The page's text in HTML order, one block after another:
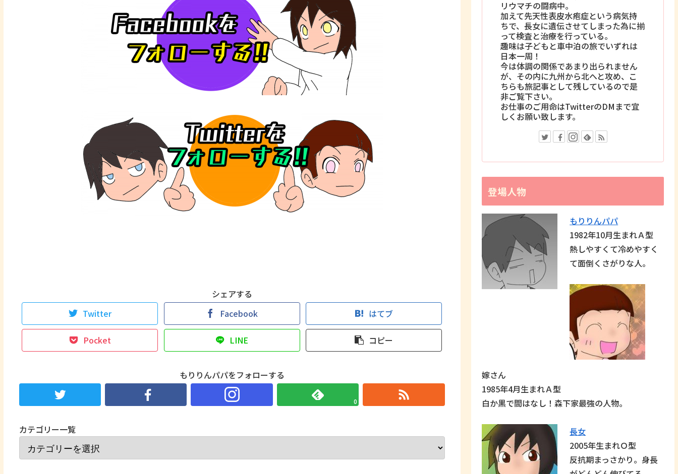
シェアする
Twitter
Facebook はてブ
Pocket LINE コピー
もりりんパパをフォローする
0
カテゴリー一覧
リウマチの闘病中。
加えて先天性表皮水疱症という病気持
ちで、長女に遺伝させてしまった為に揃
って検査と治療を行っている。
趣味は子どもと車中泊の旅でいずれは
日本一周！
今は体調の関係であまり出られません
が、その内に九州から北へと攻め、こ
ちらも旅記事として残しているので是
非ご覧下さい。
お仕事のご用命はTwitterのDMまで宜
しくお願い致します。
登場人物
もりりんパパ
1982年10月生まれＡ型
熱しやすくて冷めやすく
て面倒くさがりな人。
嫁さん
1985年4月生まれＡ型
白か黒で間はなし！森下家最強の人物。
長女
2005年生まれＯ型
反抗期まっさかり。身長